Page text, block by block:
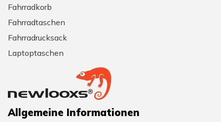
Fahrradkorb
Fahrradtaschen
Fahrradrucksack
Laptoptaschen
Allgemeine Informationen